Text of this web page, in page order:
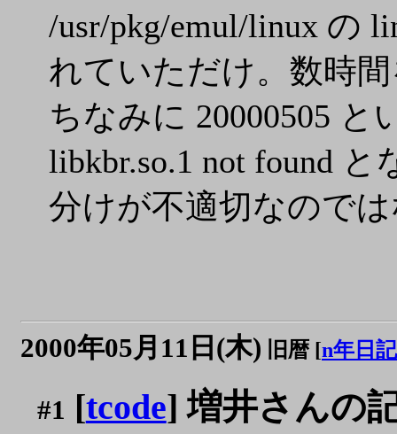
/usr/pkg/emul/linux の
れていただけ。数時
ちなみに 20000505 と
libkbr.so.1 not found
分けが不適切なので
2000年05月11日(木) 旧暦 [n年日記
#1 [tcode] 増井さんの